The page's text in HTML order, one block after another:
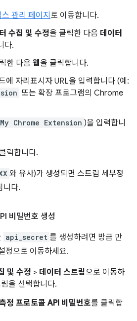
관리 페이지 로 이동합니다.
수집 및 수정을 클릭한 다음 데이터
다.
한 다음 웹 을 클릭합니다.
에 자리표시자 URL을 입력합니다 (예:
또는 확장 프로그램의 Chrome
My Chrome Extension )을 입력합니
릭합니다.
와 유사)가 생성되면 스트림 세부정
니다.
비밀번호 생성
api_secret 를 생성하려면 방금 만
정으로 이동하세요.
및 수정 > 데이터 스트림으로 이동하
을 선택합니다.
정 프로토콜 API 비밀번호를 클릭합